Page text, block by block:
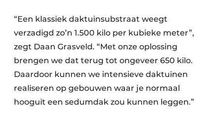
“Een klassiek daktuinsubstraat weegt
verzadigd zo’n 1.500 kilo per kubieke meter”,
zegt Daan Grasveld. “Met onze oplossing
brengen we dat terug tot ongeveer 650 kilo.
Daardoor kunnen we intensieve daktuinen
realiseren op gebouwen waar je normaal
hooguit een sedumdak zou kunnen leggen.”